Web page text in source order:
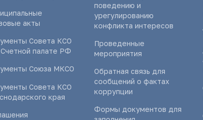
акты
Совета КСО
палате РФ
Союза МКСО
Совета КСО
края
поведению и
урегулированию
конфликта интересов
Проведенные
мероприятия
Обратная связь для
сообщений о фактах
коррупции
Формы документов для